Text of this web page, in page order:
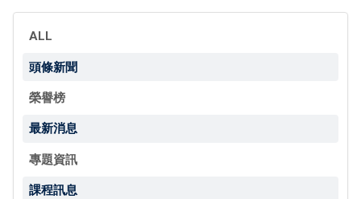
ALL
頭條新聞
榮譽榜
最新消息
專題資訊
課程訊息